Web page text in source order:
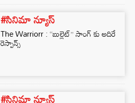
#సినిమా న్యూస్
The Warriorr : “బుల్లెట్” సాంగ్ కు అదిరే
రెస్పాన్స్
#సినిమా న్యూస్